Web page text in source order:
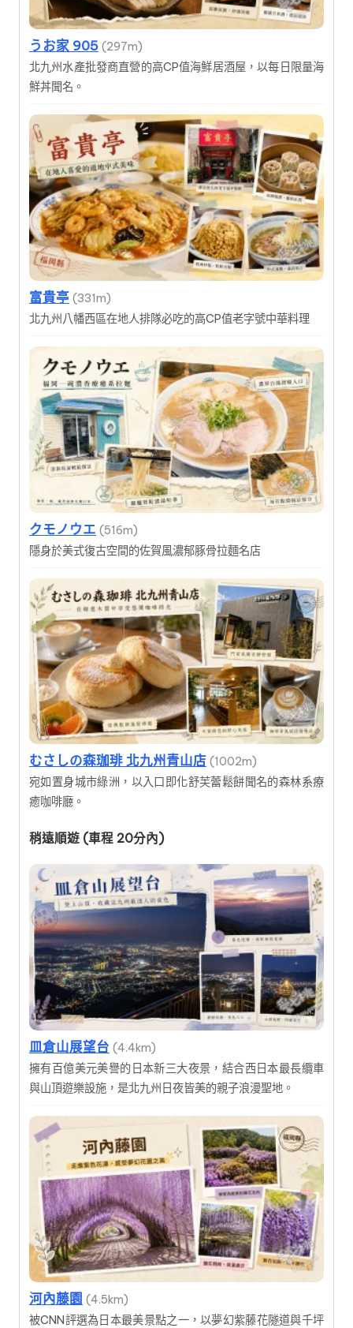
うお家 905 (297m)
北九州水產批發商直營的高CP值海鮮居酒屋，以每日限量海
鮮丼聞名。
富貴亭 (331m)
北九州八幡西區在地人排隊必吃的高CP值老字號中華料理
クモノウエ (516m)
隱身於美式復古空間的佐賀風濃郁豚骨拉麵名店
むさしの森珈琲 北九州青山店 (1002m)
宛如置身城市綠洲，以入口即化舒芙蕾鬆餅聞名的森林系療
癒咖啡廳。
稍遠順遊 (車程 20分內)
皿倉山展望台 (4.4km)
擁有百億美元美譽的日本新三大夜景，結合西日本最長纜車
與山頂遊樂設施，是北九州日夜皆美的親子浪漫聖地。
河內藤園 (4.5km)
被CNN評選為日本最美景點之一，以夢幻紫藤花隧道與千坪